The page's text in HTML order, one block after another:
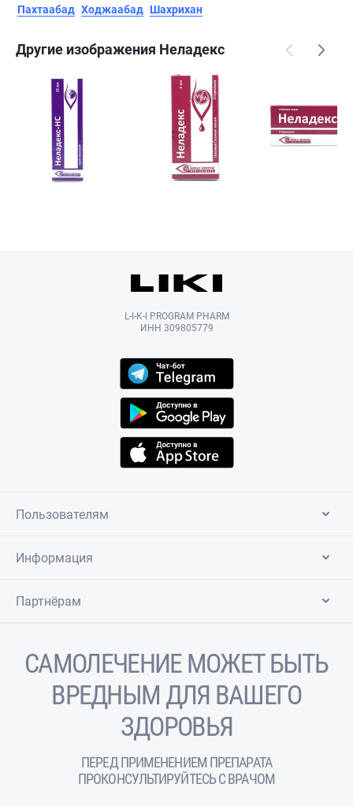
Пахтаабад Ходжаабад Шахрихан
Другие изображения Неладекс
L-I-K-I PROGRAM PHARM
ИНН 309805779
Пользователям
Информация
Партнёрам
САМОЛЕЧЕНИЕ МОЖЕТ БЫТЬ
ВРЕДНЫМ ДЛЯ ВАШЕГО
ЗДОРОВЬЯ
ПЕРЕД ПРИМЕНЕНИЕМ ПРЕПАРАТА
ПРОКОНСУЛЬТИРУЙТЕСЬ С ВРАЧОМ